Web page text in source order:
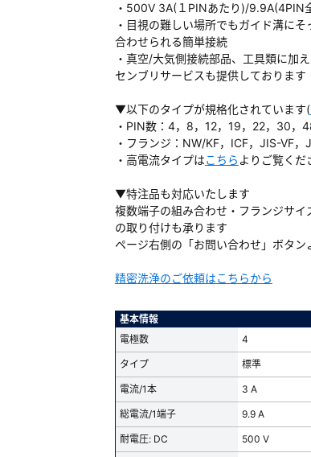
・500V 3A(１PINあたり)/9.9A(4PIN
・目視の難しい場所でもガイド溝に
合わせられる簡単接続
・真空/大気側接続部品、工具類に加
センブリサービスも提供しております
▼以下のタイプが規格化されています(
・PIN数：4，8，12，19，22，30，
・フランジ：NW/KF，ICF，JIS-VF，
・高電流タイプはこちら よりご覧くだ
▼特注品も対応いたします
複数端子の組み合わせ・フランジサ
の取り付けも承ります
ページ右側の「お問い合わせ」ボタン
精密洗浄のご依頼はこちらから
基本情報
電極数
4
タイプ 標準
電流/1本 3 A
総電流/1端子 9.9 A
耐電圧: DC 500 V
）